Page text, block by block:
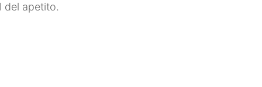
del apetito.